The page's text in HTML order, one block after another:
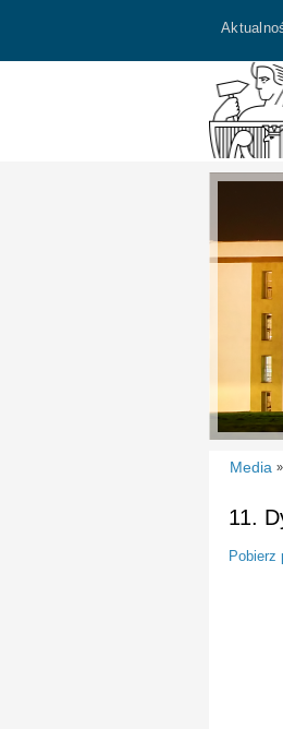
Media »
11.
Pobierz